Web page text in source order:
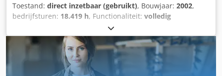
Toestand: direct inzetbaar (gebruikt), Bouwjaar: 2002,
bedrijfsturen: 18.419 h, Functionaliteit: volledig
, verplaatsingsafstand X-as:
verplaatsing Y-as:560 mm, verplaatsingsafstand Z-as:560
, werkstukgewicht (max.):350 kg, aantal posities in het
gereedschapsmagazijn:24
, Geen minimumprijs –
gegarandeerde verkoop tegen het hoogste bod!